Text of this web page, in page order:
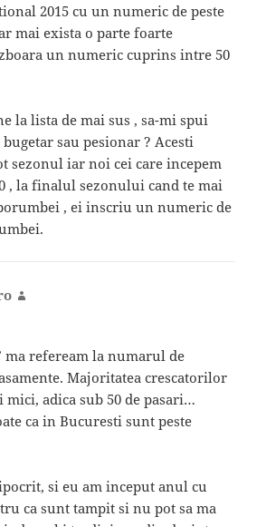
2015 cu un numeric de peste
mai exista o parte foarte
un numeric cuprins intre 50
la lista de mai sus , sa-mi spui
sau pesionar ? Acesti
sezonul iar noi cei care incepem
, la finalul sezonului cand te mai
, ei inscriu un numeric de
ma refeream la numarul de
Majoritatea crescatorilor
adica sub 50 de pasari…
ca in Bucuresti sunt peste
si eu am inceput anul cu
ca sunt tampit si nu pot sa ma